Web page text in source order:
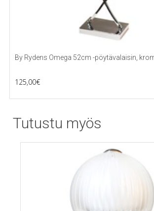
By Rydens Omega 52cm -pöytävalaisin,
125,00€
Tutustu myös